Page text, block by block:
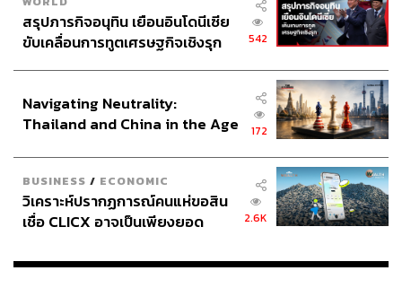
สรุปภารกิจอนุทิน เยือนอินโดนีเซีย
ขับเคลื่อนการทูตเศรษฐกิจเชิงรุก
542
Navigating Neutrality:
Thailand and China in the Age
172
BUSINESS / ECONOMIC
วิเคราะห์ปรากฏการณ์คนแห่ขอสิน
เชื่อ CLICX อาจเป็นเพียงยอด
เรือนไทยที่ถูกซุกไว้
2.6K